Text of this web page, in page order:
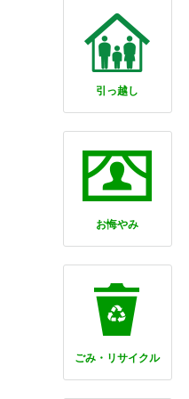
引っ越し
お悔やみ
ごみ・リサイクル